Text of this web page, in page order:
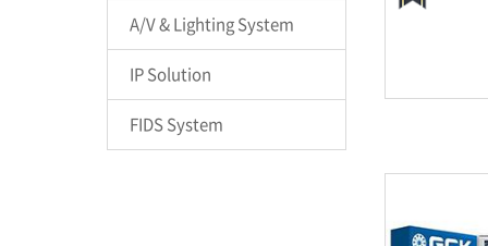
A/V & Lighting System
IP Solution
FIDS System